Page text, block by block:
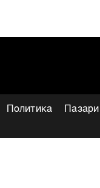
Политика Пазари